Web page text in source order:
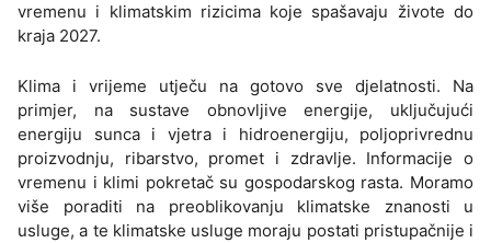
vremenu i klimatskim rizicima koje spašavaju živote do
kraja 2027.
Klima i vrijeme utječu na gotovo sve djelatnosti. Na
primjer, na sustave obnovljive energije, uključujući
energiju sunca i vjetra i hidroenergiju, poljoprivrednu
proizvodnju, ribarstvo, promet i zdravlje. Informacije o
vremenu i klimi pokretač su gospodarskog rasta. Moramo
više poraditi na preoblikovanju klimatske znanosti u
usluge, a te klimatske usluge moraju postati pristupačnije i